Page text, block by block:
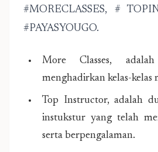
#MORECLASSES, #
#PAYASYOUGO.
More Classes,
menghadirkan kelas-kelas
Top Instructor, adalah
instukstur yang telah
serta berpengalaman.